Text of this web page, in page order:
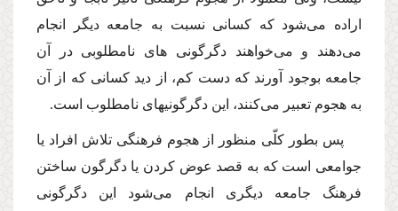
اراده‌ مى‌شود كه كسانى نسبت به جامعه دیگر انجام‌
مى‌دهند و‌ مى‌خواهند دگرگونى هاى نامطلوبى در آن
جامعه بوجود آورند كه دست كم، از دید كسانى كه از آن
به هجوم تعبیر‌ مى‌كنند، این دگرگونیهاى نامطلوب است.
پس بطور كلّى منظور از هجوم فرهنگى تلاش افراد یا
جوامعى است كه به قصد عوض كردن یا دگرگون ساختن
فرهنگ جامعه دیگرى انجام‌ مى‌شود این دگرگونى